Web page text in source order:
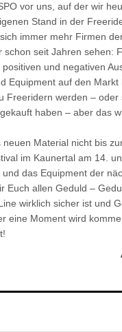
vor uns, auf der wir
Stand in der
immer mehr Firmen
schon seit Jahren sehen:
und negativen
Equipment auf den
Freeridern werden –
haben – aber das
Material nicht bis
im Kaunertal am 14.
das Equipment der
Euch allen Geduld –
wirklich sicher ist und
eine Moment wird